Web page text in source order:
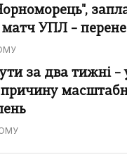
матч УПЛ –
за два тижні –
причину